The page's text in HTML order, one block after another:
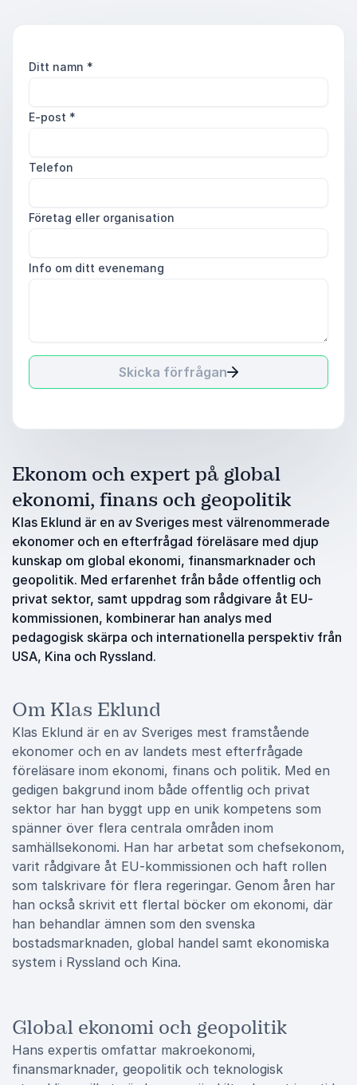
Ditt namn *
E-post *
Telefon
Företag eller organisation
Info om ditt evenemang
Skicka förfrågan
Ekonom och expert på global
ekonomi, finans och geopolitik
Klas Eklund är en av Sveriges mest välrenommerade
ekonomer och en efterfrågad föreläsare med djup
kunskap om global ekonomi, finansmarknader och
geopolitik. Med erfarenhet från både offentlig och
privat sektor, samt uppdrag som rådgivare åt EU-
kommissionen, kombinerar han analys med
pedagogisk skärpa och internationella perspektiv från
USA, Kina och Ryssland.
Om Klas Eklund
Klas Eklund är en av Sveriges mest framstående
ekonomer och en av landets mest efterfrågade
föreläsare inom ekonomi, finans och politik. Med en
gedigen bakgrund inom både offentlig och privat
sektor har han byggt upp en unik kompetens som
spänner över flera centrala områden inom
samhällsekonomi. Han har arbetat som chefsekonom,
varit rådgivare åt EU-kommissionen och haft rollen
som talskrivare för flera regeringar. Genom åren har
han också skrivit ett flertal böcker om ekonomi, där
han behandlar ämnen som den svenska
bostadsmarknaden, global handel samt ekonomiska
system i Ryssland och Kina.
Global ekonomi och geopolitik
Hans expertis omfattar makroekonomi,
finansmarknader, geopolitik och teknologisk